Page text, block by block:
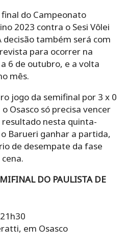
do Campeonato
2023 contra o Sesi Vôlei
decisão também será com
para ocorrer na
6 de outubro, e a volta
mês.
jogo da semifinal por 3 x 0
Osasco só precisa vencer
nesta quinta-
Barueri ganhar a partida,
de desempate da fase
DO PAULISTA DE
em Osasco